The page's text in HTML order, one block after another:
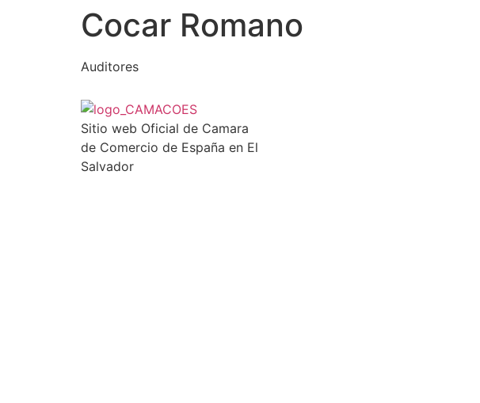
Cocar Romano
Auditores
Sitio web Oficial de Camara
de Comercio de España en El
Salvador